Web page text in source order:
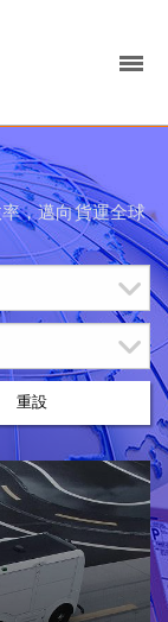
，邁向貨運全球
重設